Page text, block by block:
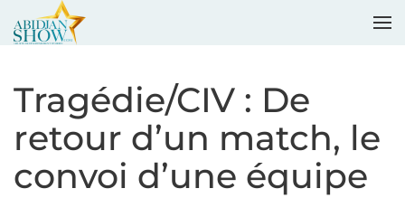
Tragédie/CIV : De
retour d’un match, le
convoi d’une équipe